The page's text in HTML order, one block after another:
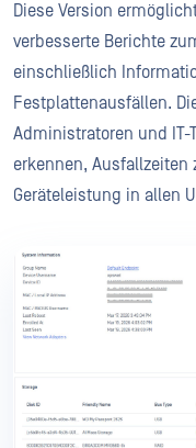
Diese Version
verbesserte Berichte
einschließlich
Festplattenausfällen.
Administratoren und IT-
erkennen,
Geräteleistung in allen